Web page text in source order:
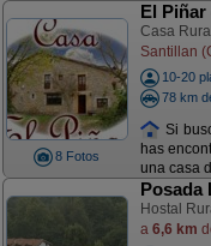
8 Fotos
El Piñar
Casa
Santillan
10-20
78 km
Si
has
una casa
Posada
Hostal
a 6,6 km